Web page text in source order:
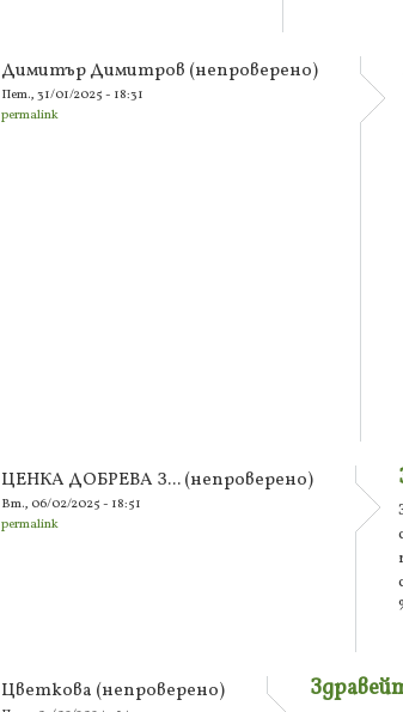
Димитър Димитров (непроверено)
Пет., 31/01/2025 - 18:31
permalink
ЦЕНКА ДОБРЕВА З... (непроверено)
Вт., 06/02/2025 - 18:51
permalink
Цветкова (непроверено)